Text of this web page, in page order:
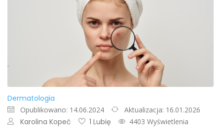
Dermatologia
Opublikowano: 14.06.2024 Aktualizacja: 16.01.2026
Karolina Kopeć 1 Lubię 4403 Wyświetlenia